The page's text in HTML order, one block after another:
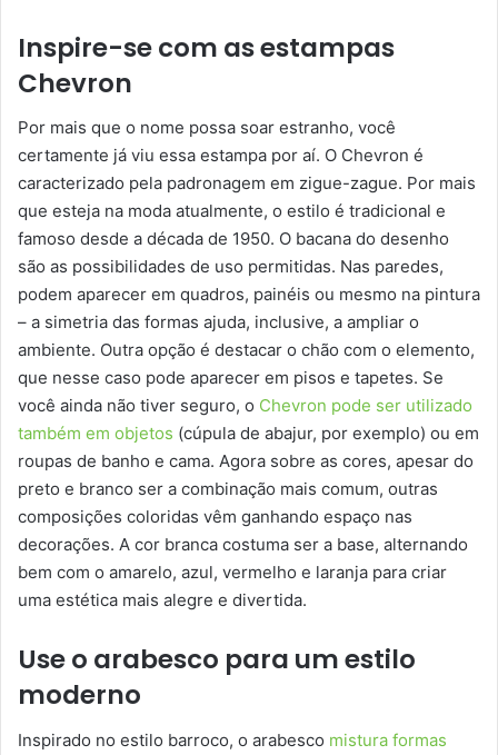
Inspire-se com as estampas
Chevron
Por mais que o nome possa soar estranho, você
certamente já viu essa estampa por aí. O Chevron é
caracterizado pela padronagem em zigue-zague. Por mais
que esteja na moda atualmente, o estilo é tradicional e
famoso desde a década de 1950. O bacana do desenho
são as possibilidades de uso permitidas. Nas paredes,
podem aparecer em quadros, painéis ou mesmo na pintura
– a simetria das formas ajuda, inclusive, a ampliar o
ambiente. Outra opção é destacar o chão com o elemento,
que nesse caso pode aparecer em pisos e tapetes. Se
você ainda não tiver seguro, o Chevron pode ser utilizado
também em objetos (cúpula de abajur, por exemplo) ou em
roupas de banho e cama. Agora sobre as cores, apesar do
preto e branco ser a combinação mais comum, outras
composições coloridas vêm ganhando espaço nas
decorações. A cor branca costuma ser a base, alternando
bem com o amarelo, azul, vermelho e laranja para criar
uma estética mais alegre e divertida.
Use o arabesco para um estilo
moderno
Inspirado no estilo barroco, o arabesco mistura formas